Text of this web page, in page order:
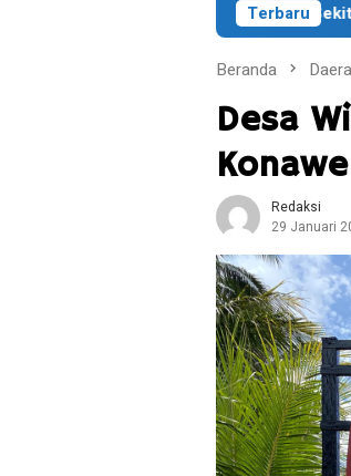
Terbaru
Sekitar 35 Ribu Peserta
Beranda
Desa
Redaksi
29 Januari